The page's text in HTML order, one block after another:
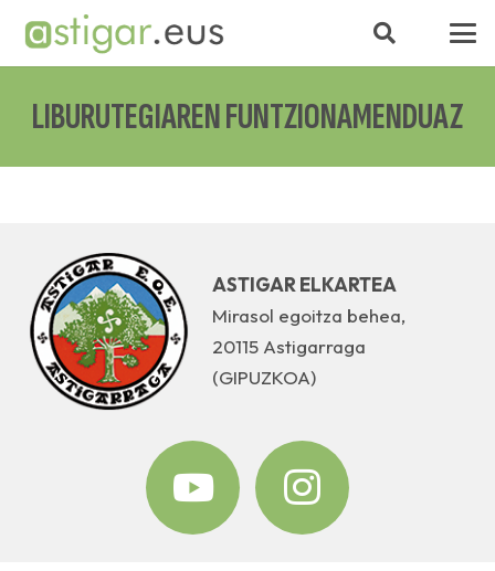
LIBURUTEGIAREN FUNTZIONAMENDUAZ
ASTIGAR ELKARTEA
Mirasol egoitza behea,
20115 Astigarraga
(GIPUZKOA)